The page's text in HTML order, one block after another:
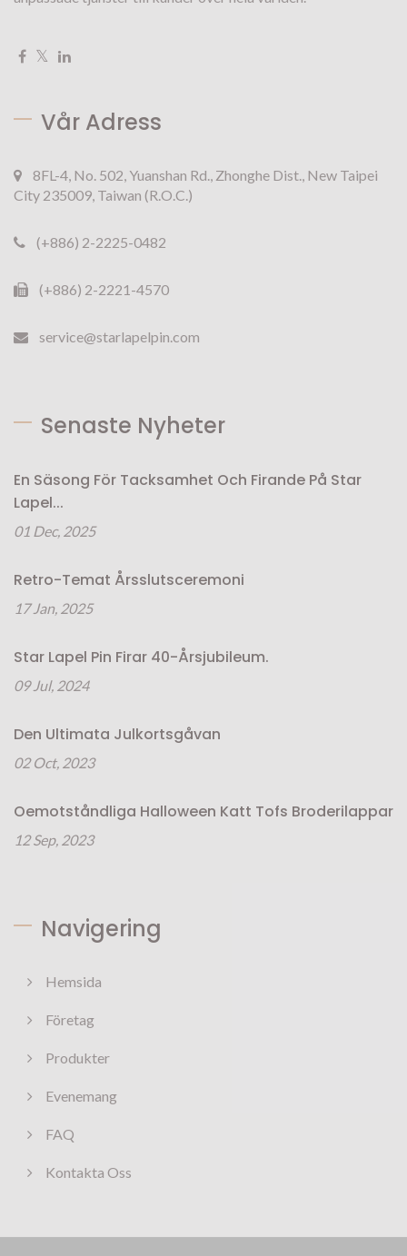
Vår Adress
8FL-4, No. 502, Yuanshan Rd., Zhonghe Dist., New Taipei
City 235009, Taiwan (R.O.C.)
(+886) 2-2225-0482
(+886) 2-2221-4570
service@starlapelpin.com
Senaste Nyheter
En Säsong För Tacksamhet Och Firande På Star
Lapel...
01 Dec, 2025
Retro-Temat Årsslutsceremoni
17 Jan, 2025
Star Lapel Pin Firar 40-Årsjubileum.
09 Jul, 2024
Den Ultimata Julkortsgåvan
02 Oct, 2023
Oemotståndliga Halloween Katt Tofs Broderilappar
12 Sep, 2023
Navigering
Hemsida
Företag
Produkter
Evenemang
FAQ
Kontakta Oss